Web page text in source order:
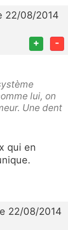
22/08/2014
+ -
lui, on
Une dent
qui en
22/08/2014